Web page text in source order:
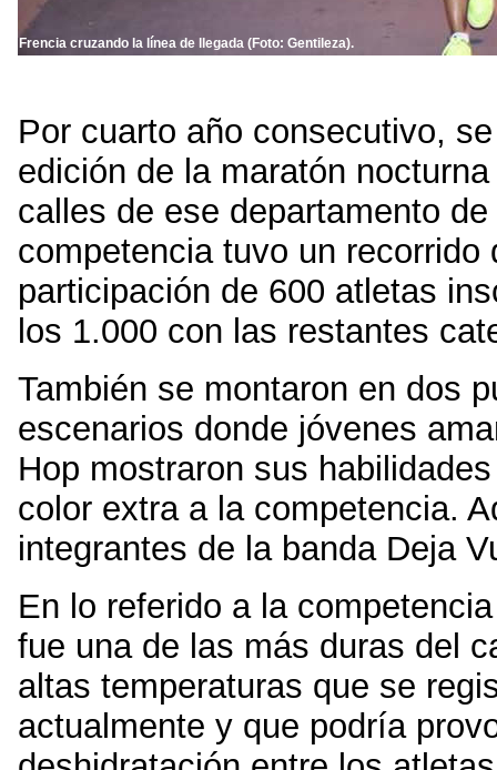
Frencia cruzando la línea de llegada (Foto: Gentileza).
Por cuarto año consecutivo,
edición de la maratón nocturna
calles de ese departamento
competencia tuvo un
participación de 600 atletas
los 1.000 con las restantes
También se montaron en dos
escenarios donde jóvenes
Hop mostraron sus
color extra a la competencia.
integrantes de la banda Deja
En lo referido a la
fue una de las más duras del
altas temperaturas que se
actualmente y que podría